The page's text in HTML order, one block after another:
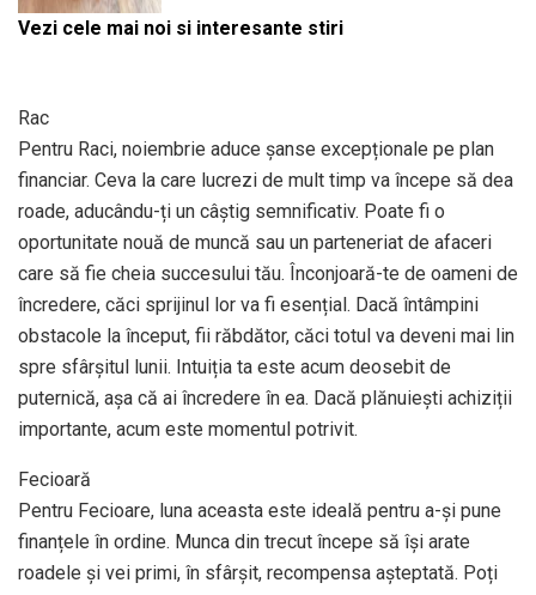
Vezi cele mai noi si interesante stiri
Rac
Pentru Raci, noiembrie aduce șanse excepționale pe plan
financiar. Ceva la care lucrezi de mult timp va începe să dea
roade, aducându-ți un câștig semnificativ. Poate fi o
oportunitate nouă de muncă sau un parteneriat de afaceri
care să fie cheia succesului tău. Înconjoară-te de oameni de
încredere, căci sprijinul lor va fi esențial. Dacă întâmpini
obstacole la început, fii răbdător, căci totul va deveni mai lin
spre sfârșitul lunii. Intuiția ta este acum deosebit de
puternică, așa că ai încredere în ea. Dacă plănuiești achiziții
importante, acum este momentul potrivit.
Fecioară
Pentru Fecioare, luna aceasta este ideală pentru a-și pune
finanțele în ordine. Munca din trecut începe să își arate
roadele și vei primi, în sfârșit, recompensa așteptată. Poți